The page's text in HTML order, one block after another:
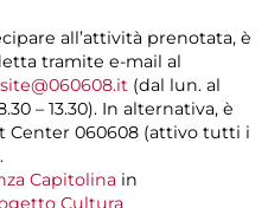
all’attività prenotata, è
tramite e-mail al
(dal lun. al
– 13.30). In alternativa, è
Center 060608 (attivo tutti i
Capitolina in
Cultura